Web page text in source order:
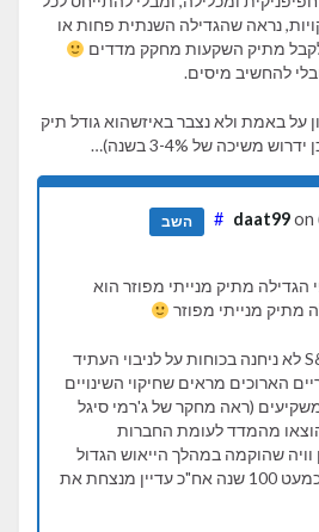
נראה שהגדילה השנתית פחות או
מתיק השקעות מחקק מדדים
על באמת ולא נצבר באיזשהוא גודל תיק
משיכה של 3-4% בשנה)…
daat99on
# השב
מתיק מנייתי מפוזר הוא
מתיק מנייתי מפוזר
וועדת ההשקעות של S&P לא ניחנה בכוחות על לניבוי העתיד
הארוכים מראים שחיקוי השינויים
(ראה מחקר של ג'רמי סיגל
מהמדד לעומת החברות
שהוקמה במהלך הייאוש הגדול
עם גישת "קנה והחזק" וכמעט 100 שנה אח"כ עדיין מנצחת את